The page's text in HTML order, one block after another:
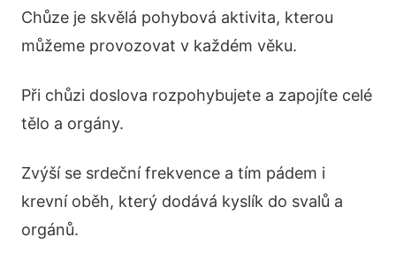
Chůze je skvělá pohybová aktivita, kterou
můžeme provozovat v každém věku.
Při chůzi doslova rozpohybujete a zapojíte celé
tělo a orgány.
Zvýší se srdeční frekvence a tím pádem i
krevní oběh, který dodává kyslík do svalů a
orgánů.